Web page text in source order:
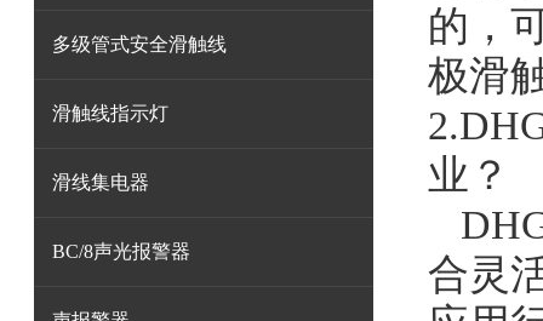
多级管式安全滑触线
滑触线指示灯
滑线集电器
BC/8声光报警器
的，
极滑
2.
业？
合灵